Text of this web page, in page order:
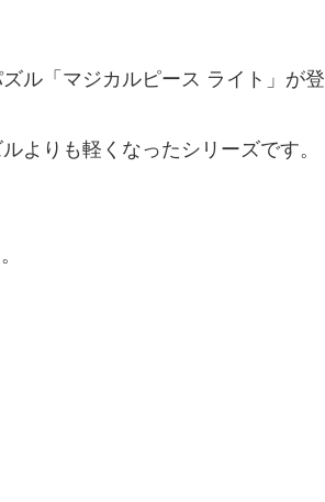
ル「マジカルピース ライト」が登
よりも軽くなったシリーズです。